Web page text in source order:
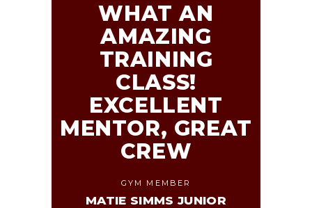
WHAT AN
AMAZING
TRAINING
CLASS!
EXCELLENT
MENTOR, GREAT
CREW
GYM MEMBER
MATIE SIMMS JUNIOR